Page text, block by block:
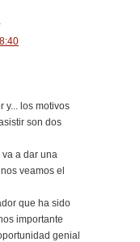
y... los motivos
son dos
a dar una
veamos el
que ha sido
importante
genial